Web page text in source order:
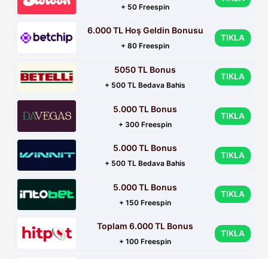
+ 50 Freespin
6.000 TL Hoş Geldin Bonusu
+ 80 Freespin
TIKLA
5050 TL Bonus
+ 500 TL Bedava Bahis
TIKLA
5.000 TL Bonus
+ 300 Freespin
TIKLA
5.000 TL Bonus
+ 500 TL Bedava Bahis
TIKLA
5.000 TL Bonus
+ 150 Freespin
TIKLA
Toplam 6.000 TL Bonus
+ 100 Freespin
TIKLA